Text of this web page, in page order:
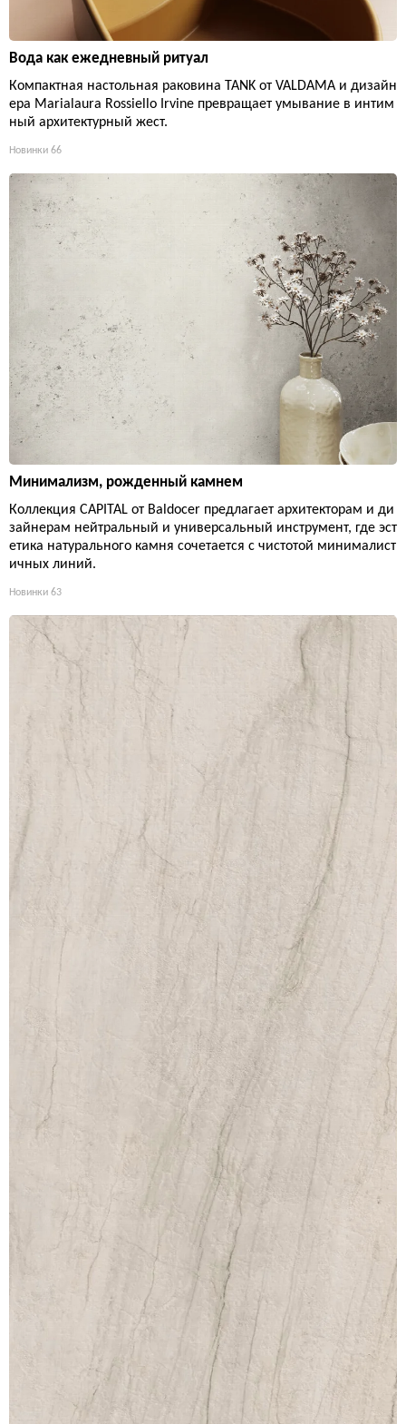
Вода как ежедневный ритуал
Компактная настольная раковина TANK от VALDAMA и дизайн
ера Marialaura Rossiello Irvine превращает умывание в интим
ный архитектурный жест.
Новинки 66
Минимализм, рожденный камнем
Коллекция CAPITAL от Baldocer предлагает архитекторам и ди
зайнерам нейтральный и универсальный инструмент, где эст
етика натурального камня сочетается с чистотой минималист
ичных линий.
Новинки 63